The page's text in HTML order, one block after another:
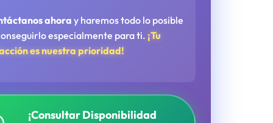
ahora y haremos todo lo posible
especialmente para ti. ¡Tu
es nuestra prioridad!
¡Consultar Disponibilidad